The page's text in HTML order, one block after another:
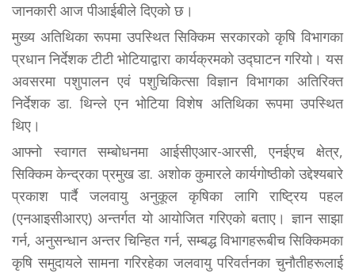
जानकारी आज पीआईबीले दिएको छ।
मुख्य अतिथिका रूपमा उपस्थित सिक्किम सरकारको कृषि विभागका
प्रधान निर्देशक टीटी भोटियाद्वारा कार्यक्रमको उद्घाटन गरियो। यस
अवसरमा पशुपालन एवं पशुचिकित्सा विज्ञान विभागका अतिरिक्त
निर्देशक डा. थिन्ले एन भोटिया विशेष अतिथिका रूपमा उपस्थित
थिए।
आफ्नो स्वागत सम्बोधनमा आईसीएआर-आरसी, एनईएच क्षेत्र,
सिक्किम केन्द्रका प्रमुख डा. अशोक कुमारले कार्यगोष्ठीको उद्देश्यबारे
प्रकाश पार्दै जलवायु अनुकूल कृषिका लागि राष्ट्रिय पहल
(एनआइसीआरए) अन्तर्गत यो आयोजित गरिएको बताए। ज्ञान साझा
गर्न, अनुसन्धान अन्तर चिन्हित गर्न, सम्बद्ध विभागहरूबीच सिक्किमका
कृषि समुदायले सामना गरिरहेका जलवायु परिवर्तनका चुनौतीहरूलाई